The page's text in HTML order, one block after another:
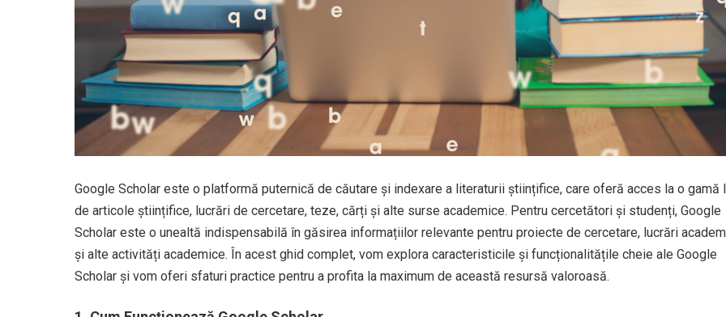
Google Scholar este o platformă puternică de căutare și indexare a literaturii științifice, care oferă acces la o gamă
de articole științifice, lucrări de cercetare, teze, cărți și alte surse academice. Pentru cercetători și studenți, Google
Scholar este o unealtă indispensabilă în găsirea informațiilor relevante pentru proiecte de cercetare, lucrări
și alte activități academice. În acest ghid complet, vom explora caracteristicile și funcționalitățile cheie ale Google
Scholar și vom oferi sfaturi practice pentru a profita la maximum de această resursă valoroasă.